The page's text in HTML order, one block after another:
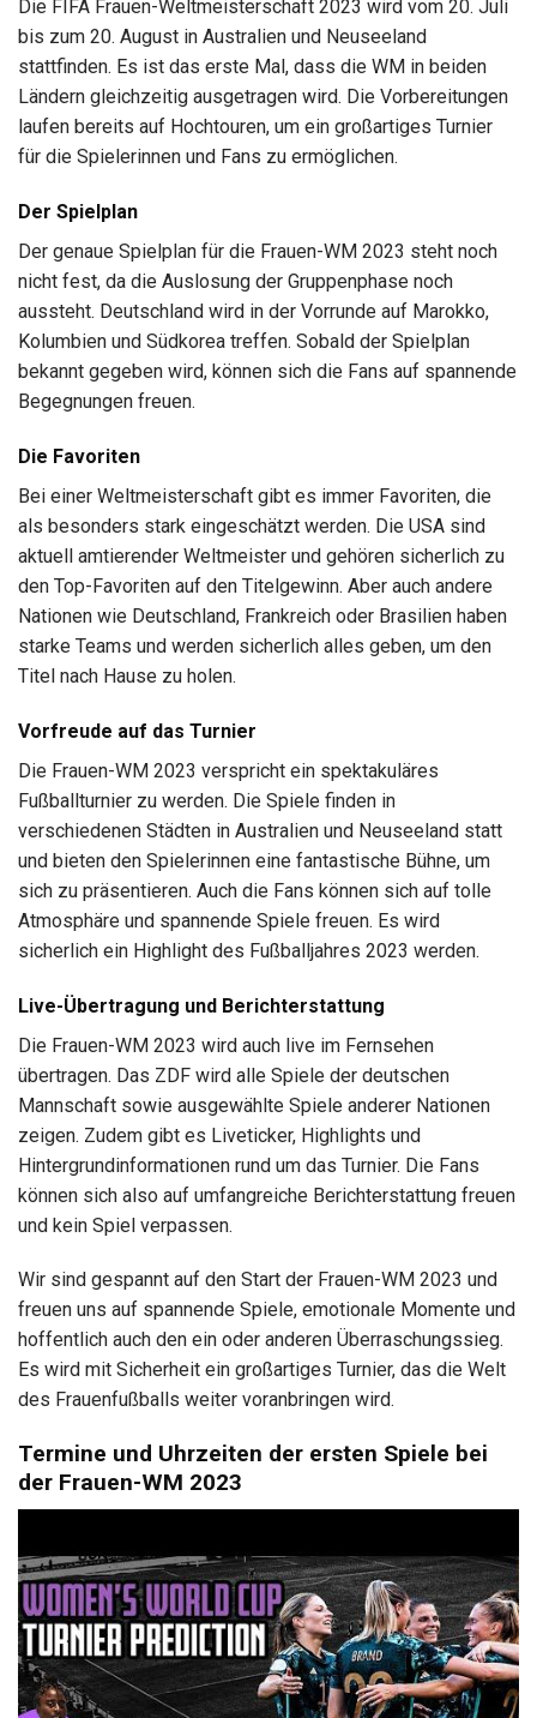
Die FIFA Frauen-Weltmeisterschaft 2023 wird vom 20. Juli
bis zum 20. August in Australien und Neuseeland
stattfinden. Es ist das erste Mal, dass die WM in beiden
Ländern gleichzeitig ausgetragen wird. Die Vorbereitungen
laufen bereits auf Hochtouren, um ein großartiges Turnier
für die Spielerinnen und Fans zu ermöglichen.
Der Spielplan
Der genaue Spielplan für die Frauen-WM 2023 steht noch
nicht fest, da die Auslosung der Gruppenphase noch
aussteht. Deutschland wird in der Vorrunde auf Marokko,
Kolumbien und Südkorea treffen. Sobald der Spielplan
bekannt gegeben wird, können sich die Fans auf spannende
Begegnungen freuen.
Die Favoriten
Bei einer Weltmeisterschaft gibt es immer Favoriten, die
als besonders stark eingeschätzt werden. Die USA sind
aktuell amtierender Weltmeister und gehören sicherlich zu
den Top-Favoriten auf den Titelgewinn. Aber auch andere
Nationen wie Deutschland, Frankreich oder Brasilien haben
starke Teams und werden sicherlich alles geben, um den
Titel nach Hause zu holen.
Vorfreude auf das Turnier
Die Frauen-WM 2023 verspricht ein spektakuläres
Fußballturnier zu werden. Die Spiele finden in
verschiedenen Städten in Australien und Neuseeland statt
und bieten den Spielerinnen eine fantastische Bühne, um
sich zu präsentieren. Auch die Fans können sich auf tolle
Atmosphäre und spannende Spiele freuen. Es wird
sicherlich ein Highlight des Fußballjahres 2023 werden.
Live-Übertragung und Berichterstattung
Die Frauen-WM 2023 wird auch live im Fernsehen
übertragen. Das ZDF wird alle Spiele der deutschen
Mannschaft sowie ausgewählte Spiele anderer Nationen
zeigen. Zudem gibt es Liveticker, Highlights und
Hintergrundinformationen rund um das Turnier. Die Fans
können sich also auf umfangreiche Berichterstattung freuen
und kein Spiel verpassen.
Wir sind gespannt auf den Start der Frauen-WM 2023 und
freuen uns auf spannende Spiele, emotionale Momente und
hoffentlich auch den ein oder anderen Überraschungssieg.
Es wird mit Sicherheit ein großartiges Turnier, das die Welt
des Frauenfußballs weiter voranbringen wird.
Termine und Uhrzeiten der ersten Spiele bei
der Frauen-WM 2023